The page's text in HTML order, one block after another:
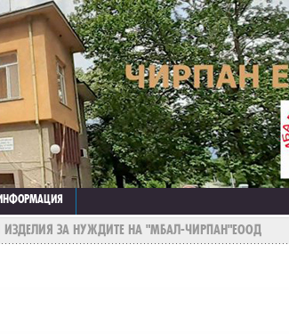
ЗА НУЖДИТЕ НА "МБАЛ-ЧИРПАН"ЕООД